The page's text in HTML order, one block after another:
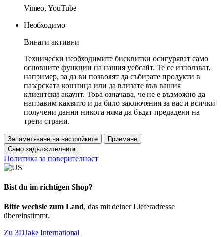
Vimeo, YouTube
Необходимо
Винаги активни
Технически необходимите бисквитки осигуряват само
основните функции на нашия уебсайт. Те се използват,
например, за да ви позволят да събирате продукти в
пазарската кошница или да влизате във вашия
клиентски акаунт. Това означава, че не е възможно да
направим каквито и да било заключения за вас и всички
получени данни никога няма да бъдат предадени на
трети страни.
Запаметяване на настройките
Приемане
Само задължителните
Политика за поверителност
Bist du im richtigen Shop?
Bitte wechsle zum Land, das mit deiner Lieferadresse
übereinstimmt.
Zu 3DJake International